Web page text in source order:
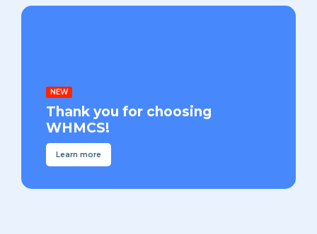
NEW
Thank you for choosing
WHMCS!
Learn more